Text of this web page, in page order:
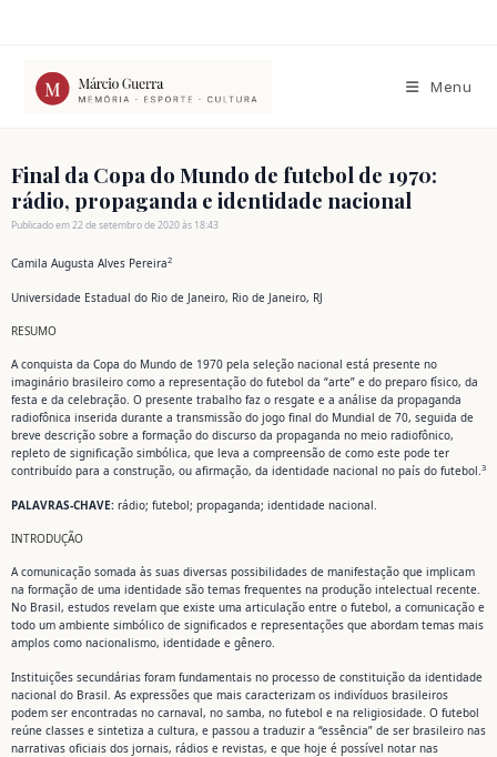
conteúdo
Menu
Final da Copa do Mundo de futebol de 1970:
rádio, propaganda e identidade nacional
Publicado em 22 de setembro de 2020 às 18:43
Camila Augusta Alves Pereira2
Universidade Estadual do Rio de Janeiro, Rio de Janeiro, RJ
RESUMO
A conquista da Copa do Mundo de 1970 pela seleção nacional está presente no
imaginário brasileiro como a representação do futebol da “arte” e do preparo físico, da
festa e da celebração. O presente trabalho faz o resgate e a análise da propaganda
radiofônica inserida durante a transmissão do jogo final do Mundial de 70, seguida de
breve descrição sobre a formação do discurso da propaganda no meio radiofônico,
repleto de significação simbólica, que leva a compreensão de como este pode ter
contribuído para a construção, ou afirmação, da identidade nacional no país do futebol.3
PALAVRAS-CHAVE: rádio; futebol; propaganda; identidade nacional.
INTRODUÇÃO
A comunicação somada às suas diversas possibilidades de manifestação que implicam
na formação de uma identidade são temas frequentes na produção intelectual recente.
No Brasil, estudos revelam que existe uma articulação entre o futebol, a comunicação e
todo um ambiente simbólico de significados e representações que abordam temas mais
amplos como nacionalismo, identidade e gênero.
Instituições secundárias foram fundamentais no processo de constituição da identidade
nacional do Brasil. As expressões que mais caracterizam os indivíduos brasileiros
podem ser encontradas no carnaval, no samba, no futebol e na religiosidade. O futebol
reúne classes e sintetiza a cultura, e passou a traduzir a “essência” de ser brasileiro nas
narrativas oficiais dos jornais, rádios e revistas, e que hoje é possível notar nas